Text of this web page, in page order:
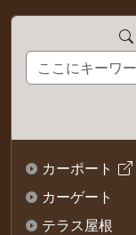
カーポート
カーゲート
テラス屋根